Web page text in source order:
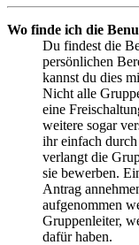
Wo finde ich die
Du findest die
persönlichen
kannst du dies
Nicht alle
eine
weitere sogar
ihr einfach
verlangt die
sie bewerben.
Antrag
aufgenommen
Gruppenleiter,
dafür haben.